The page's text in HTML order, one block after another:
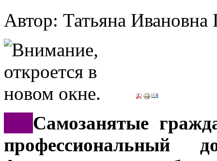
Автор: Татьяна
Самозанятые
профессиональный